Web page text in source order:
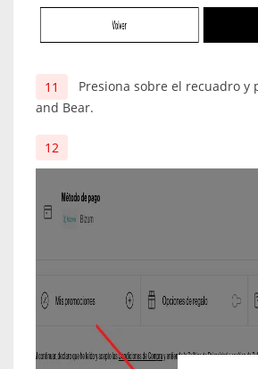
Presiona sobre el recuadro y
and Bear.